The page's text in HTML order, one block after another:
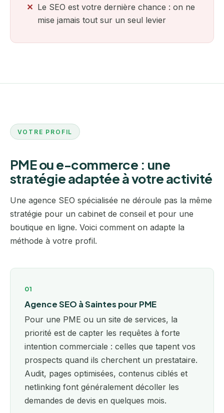
Le SEO est votre dernière chance : on ne
mise jamais tout sur un seul levier
VOTRE PROFIL
PME ou e-commerce : une
stratégie adaptée à votre activité
Une agence SEO spécialisée ne déroule pas la même
stratégie pour un cabinet de conseil et pour une
boutique en ligne. Voici comment on adapte la
méthode à votre profil.
01
Agence SEO à Saintes pour PME
Pour une PME ou un site de services, la
priorité est de capter les requêtes à forte
intention commerciale : celles que tapent vos
prospects quand ils cherchent un prestataire.
Audit, pages optimisées, contenus ciblés et
netlinking font généralement décoller les
demandes de devis en quelques mois.